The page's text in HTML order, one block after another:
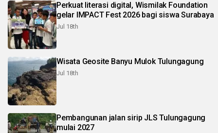
Perkuat literasi digital, Wismilak Foundation
gelar IMPACT Fest 2026 bagi siswa Surabaya
Jul 18th
Wisata Geosite Banyu Mulok Tulungagung
Jul 18th
Pembangunan jalan sirip JLS Tulungagung
mulai 2027